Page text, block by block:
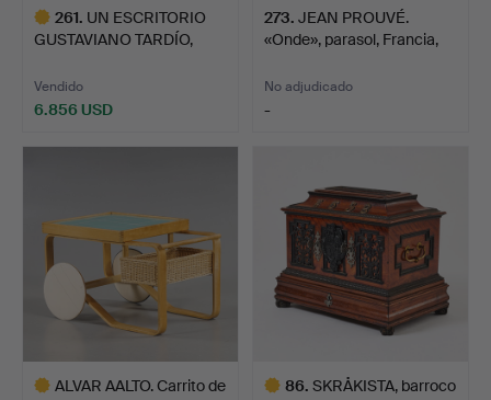
261. UN ESCRITORIO
GUSTAVIANO TARDÍO,
Vendido
6.856 USD
273. JEAN PROUVÉ.
«Onde», parasol, Francia,
No adjudicado
-
ALVAR AALTO. Carrito de
86. SKRÅKISTA, barroco